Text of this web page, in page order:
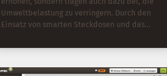
Umweltbelastung zu verringern. Durch den
Einsatz von smarten Steckdosen und das
von russischem Erdgas reduziert. Je weniger
muss zum jeweiligen Zeitpunkt durch